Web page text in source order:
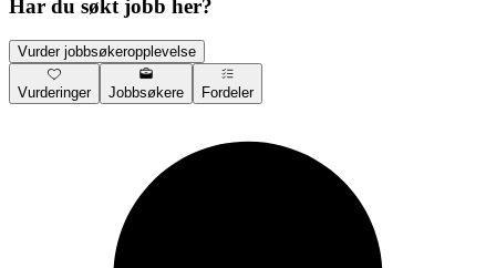
Har du søkt jobb her?
Vurder jobbsøkeropplevelse
Vurderinger Jobbsøkere Fordeler